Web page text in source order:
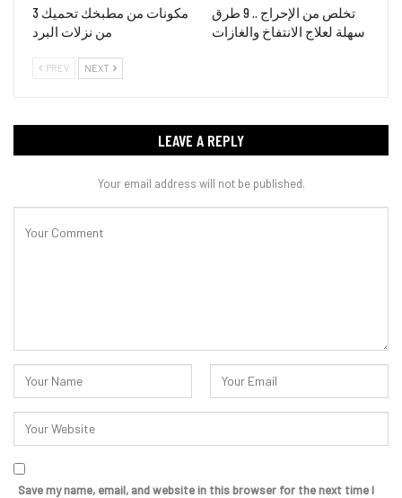
3 مكونات من مطبخك تحميك
من نزلات البرد
تخلص من الإحراج .. 9 طرق
سهلة لعلاج الانتفاخ والغازات
PREV NEXT
LEAVE A REPLY
Your email address will not be published.
Save my name, email, and website in this browser for the next time I